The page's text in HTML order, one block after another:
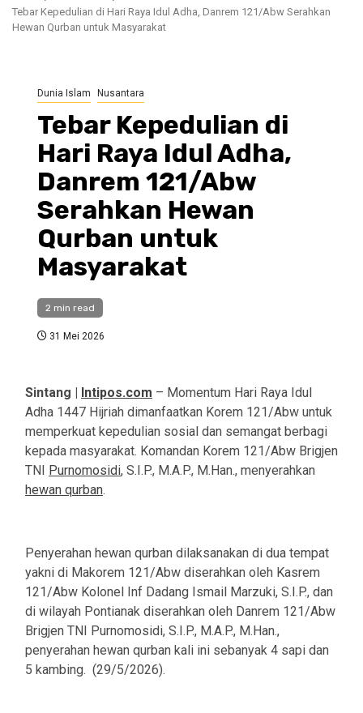
Tebar Kepedulian di Hari Raya Idul Adha, Danrem 121/Abw Serahkan
Hewan Qurban untuk Masyarakat
Dunia Islam Nusantara
Tebar Kepedulian di
Hari Raya Idul Adha,
Danrem 121/Abw
Serahkan Hewan
Qurban untuk
Masyarakat
2 min read
31 Mei 2026
Sintang | Intipos.com – Momentum Hari Raya Idul
Adha 1447 Hijriah dimanfaatkan Korem 121/Abw untuk
memperkuat kepedulian sosial dan semangat berbagi
kepada masyarakat. Komandan Korem 121/Abw Brigjen
TNI
Purnomosidi, S.I.P., M.A.P., M.Han., menyerahkan
hewan qurban.
‎Penyerahan hewan qurban dilaksanakan di dua tempat
yakni di Makorem 121/Abw diserahkan oleh Kasrem
121/Abw Kolonel Inf Dadang Ismail Marzuki, S.I.P., dan
di wilayah Pontianak diserahkan oleh Danrem 121/Abw
Brigjen TNI Purnomosidi, S.I.P., M.A.P., M.Han.,
penyerahan hewan qurban kali ini sebanyak 4 sapi dan
5 kambing. (29/5/2026).